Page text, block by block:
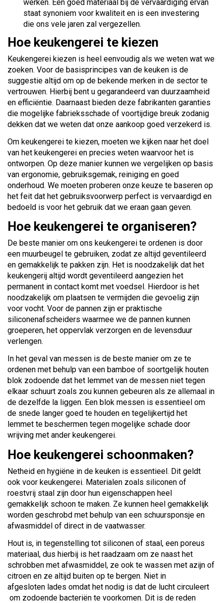
werken. Een goed materiaal bij de vervaardiging ervan
staat synoniem voor kwaliteit en is een investering
die ons vele jaren zal vergezellen.
Hoe keukengerei te kiezen
Keukengerei kiezen is heel eenvoudig als we weten wat we
zoeken. Voor de basisprincipes van de keuken is de
suggestie altijd om op de bekende merken in de sector te
vertrouwen. Hierbij bent u gegarandeerd van duurzaamheid
en efficiëntie. Daarnaast bieden deze fabrikanten garanties
die mogelijke fabrieksschade of voortijdige breuk zodanig
dekken dat we weten dat onze aankoop goed verzekerd is.
Om keukengerei te kiezen, moeten we kijken naar het doel
van het keukengerei en precies weten waarvoor het is
ontworpen. Op deze manier kunnen we vergelijken op basis
van ergonomie, gebruiksgemak, reiniging en goed
onderhoud. We moeten proberen onze keuze te baseren op
het feit dat het gebruiksvoorwerp perfect is vervaardigd en
bedoeld is voor het gebruik dat we eraan gaan geven.
Hoe keukengerei te organiseren?
De beste manier om ons keukengerei te ordenen is door
een muurbeugel te gebruiken, zodat ze altijd geventileerd
en gemakkelijk te pakken zijn. Het is noodzakelijk dat het
keukengerij altijd wordt geventileerd aangezien het
permanent in contact komt met voedsel. Hierdoor is het
noodzakelijk om plaatsen te vermijden die gevoelig zijn
voor vocht. Voor de pannen zijn er praktische
siliconenafscheiders waarmee we de pannen kunnen
groeperen, het oppervlak verzorgen en de levensduur
verlengen.
In het geval van messen is de beste manier om ze te
ordenen met behulp van een bamboe of soortgelijk houten
blok zodoende dat het lemmet van de messen niet tegen
elkaar schuurt zoals zou kunnen gebeuren als ze allemaal in
de dezelfde la liggen. Een blok messen is essentieel om
de snede langer goed te houden en tegelijkertijd het
lemmet te beschermen tegen mogelijke schade door
wrijving met ander keukengerei.
Hoe keukengerei schoonmaken?
Netheid en hygiëne in de keuken is essentieel. Dit geldt
ook voor keukengerei. Materialen zoals siliconen of
roestvrij staal zijn door hun eigenschappen heel
gemakkelijk schoon te maken. Ze kunnen heel gemakkelijk
worden geschrobd met behulp van een schuursponsje en
afwasmiddel of direct in de vaatwasser.
Hout is, in tegenstelling tot siliconen of staal, een poreus
materiaal, dus hierbij is het raadzaam om ze naast het
schrobben met afwasmiddel, ze ook te wassen met azijn of
citroen en ze altijd buiten op te bergen. Niet in
afgesloten lades omdat het nodig is dat de lucht circuleert
om zodoende bacteriën te voorkomen. Dit is de reden